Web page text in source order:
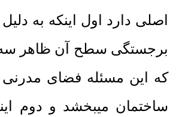
اصلی دارد اول اینکه به
برجستگی سطح آن ظاهر سه
که این مسئله فضای مدرنی
ساختمان میبخشد و دوم